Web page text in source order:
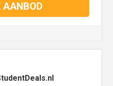
AANBOD